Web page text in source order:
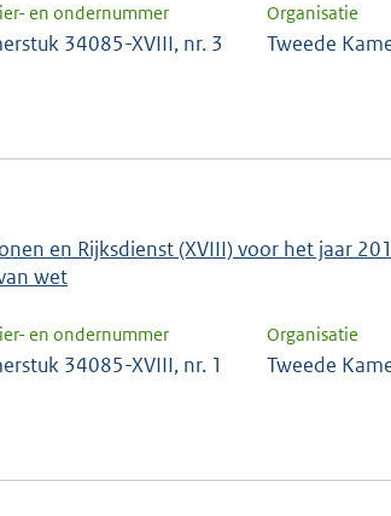
en ondernummer
34085-XVIII, nr. 3
Organisatie
Tweede
en Rijksdienst (XVIII) voor het jaar
wet
en ondernummer
34085-XVIII, nr. 1
Organisatie
Tweede